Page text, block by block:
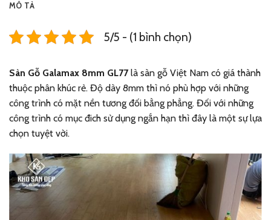
MÔ TẢ
5/5 - (1 bình chọn)
Sàn Gỗ Galamax 8mm GL77là sàn gỗ Việt Nam có giá thành
thuộc phân khúc rẻ. Độ dày 8mm thì nó phù hợp với những
công trình có mặt nền tương đối bằng phẳng. Đối với những
công trình có mục đich sử dụng ngắn hạn thì đây là một sự lựa
chọn tuyệt vời.